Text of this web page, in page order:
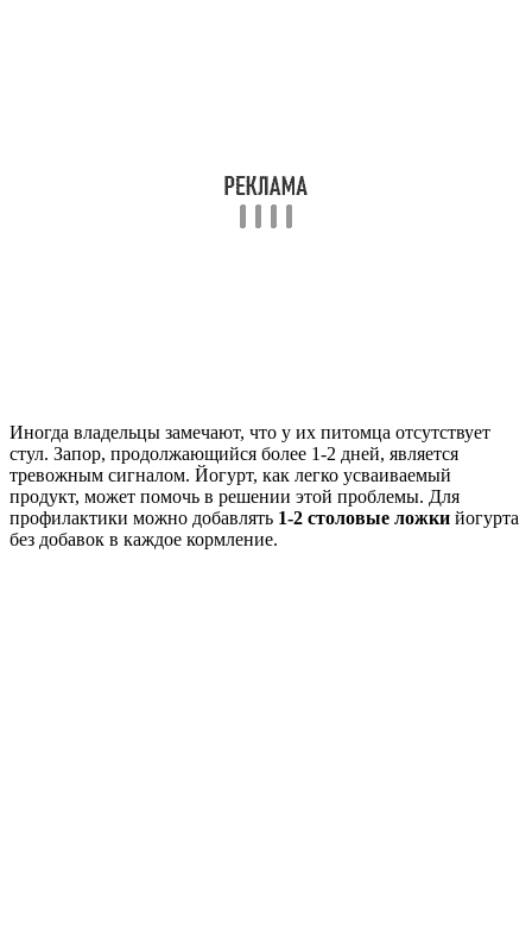
Иногда владельцы замечают, что у их питомца отсутствует
стул. Запор, продолжающийся более 1-2 дней, является
тревожным сигналом. Йогурт, как легко усваиваемый
продукт, может помочь в решении этой проблемы. Для
профилактики можно добавлять 1-2 столовые ложки йогурта
без добавок в каждое кормление.